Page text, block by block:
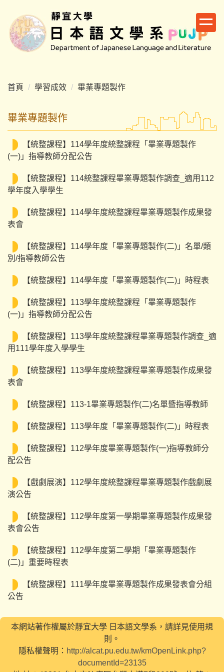
主
要
首頁
學習成效 畢業專題製作
畢業專題製作
【統整課程】114學年度統整課程「畢業專題製作
(一)」指導教師分配公告
【統整課程】114統整課程畢業專題製作調查_適用112
學年度入學學生
【統整課程】114學年度統整課程畢業專題製作成果發
表會
【統整課程】114學年度「畢業專題製作(二)」名單/類
別/指導教師公告
【統整課程】114學年度「畢業專題製作(二)」時程表
【統整課程】113學年度統整課程「畢業專題製作
(一)」指導教師分配公告
【統整課程】113學年度統整課程畢業專題製作調查_適
用111學年度入學學生
【統整課程】113學年度統整課程畢業專題製作成果發
表會
【統整課程】113-1畢業專題製作(二)名單暨指導教師
【統整課程】113學年度「畢業專題製作(二)」時程表
【統整課程】112學年度畢業專題製作(一)指導教師分
配公告
【戲劇展演】112學年度統整課程畢業專題製作戲劇展
演公告
【統整課程】112學年度第一學期畢業專題製作成果發
表會公告
【統整課程】112學年度第二學期「畢業專題製作
(二)」重要時程表
【統整課程】111學年度畢業專題製作成果發表會分組
公告
本網站著作權屬於靜宜大學 日本語文學系，請詳見使用規
則。
隱私權聲明： http://alcat.pu.edu.tw/kmOpenLink.php?
documentId=23135